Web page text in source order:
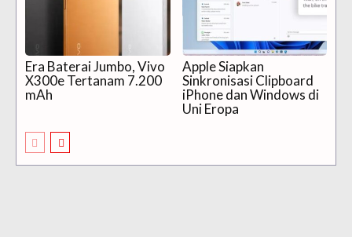
Era Baterai Jumbo, Vivo
X300e Tertanam 7.200
mAh
Apple Siapkan
Sinkronisasi Clipboard
iPhone dan Windows di
Uni Eropa